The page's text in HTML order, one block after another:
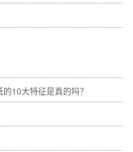
10大特征是真的吗？